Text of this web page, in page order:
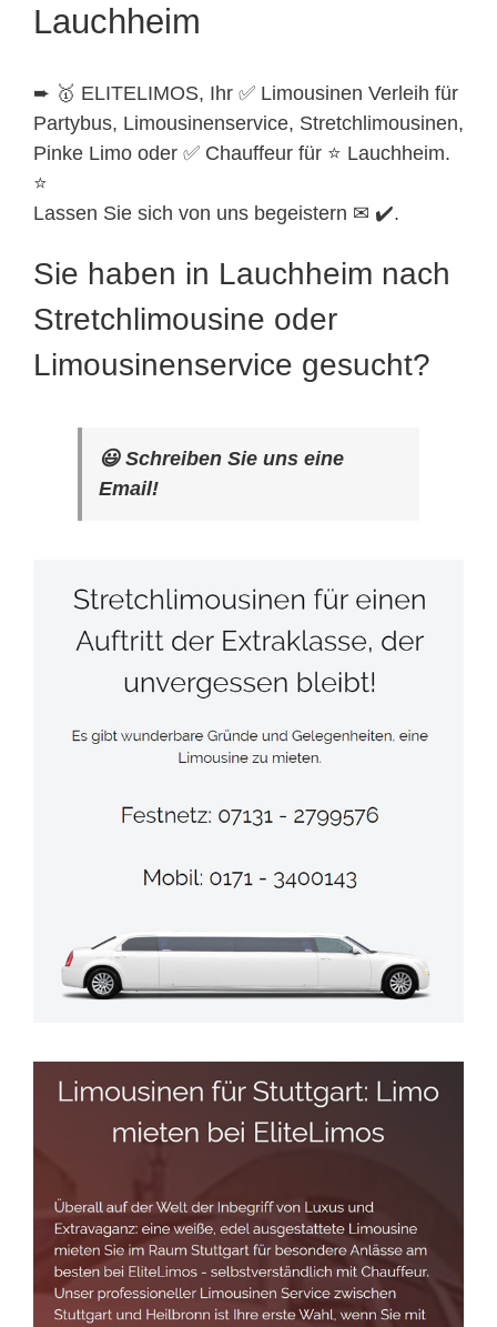
Lauchheim
➨ 🥇 ELITELIMOS, Ihr ✅ Limousinen Verleih für
Partybus, Limousinenservice, Stretchlimousinen,
Pinke Limo oder ✅ Chauffeur für ⭐ Lauchheim.
⭐
Lassen Sie sich von uns begeistern ✉ ✔️.
Sie haben in Lauchheim nach
Stretchlimousine oder
Limousinenservice gesucht?
😃 Schreiben Sie uns eine
Email!